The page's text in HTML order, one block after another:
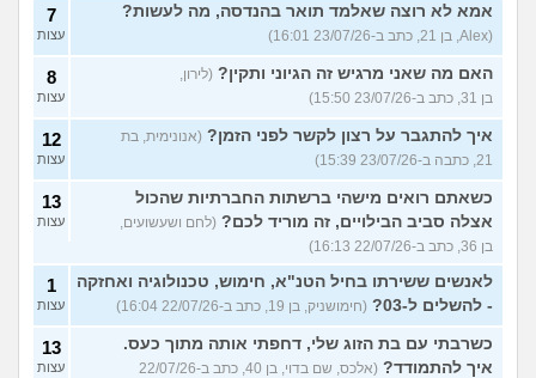
אמא לא רוצה שאלמד תואר בהנדסה, מה לעשות?
(Alex, בן 21, כתב ב-23/07/26 16:01)
7
עצות
האם מה שאני מרגיש זה הגיוני ותקין? (לירון,
בן 31, כתב ב-23/07/26 15:50)
8
עצות
איך להתגבר על רצון לקשר לפני הזמן? (אנונימית, בת
21, כתבה ב-23/07/26 15:39)
12
עצות
כשאתם רואים מישהי ברשתות החברתיות שהכול
אצלה סביב הבילויים, זה מוריד לכם? (לחם ושעשועים,
בן 36, כתב ב-22/07/26 16:13)
13
עצות
לאנשים ששירתו בחיל הטנ"א, חימוש, טכנולוגיה ואחזקה
- להשלים ל-03?
(חימושניק, בן 19, כתב ב-22/07/26 16:04)
1
עצות
כשרבתי עם בת הזוג שלי, דחפתי אותה מתוך כעס.
איך להתמודד?
(אלכס, שם בדוי, בן 40, כתב ב-22/07/26
13
עצות